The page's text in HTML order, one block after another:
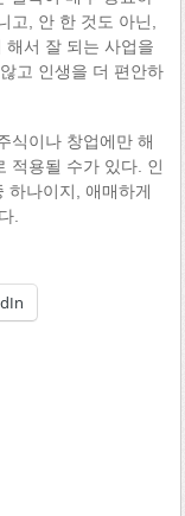
고, 안 한 것도 아닌,
해서 잘 되는 사업을
고 인생을 더 편안하
식이나 창업에만 해
적용될 수가 있다. 인
하나이지, 애매하게
.